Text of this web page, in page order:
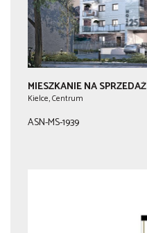
MIESZKANIE NA SPRZEDAŻ
Kielce, Centrum
ASN-MS-1939